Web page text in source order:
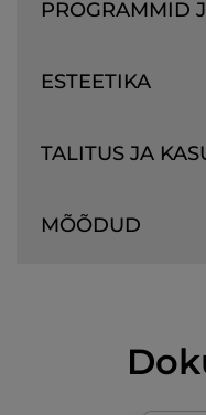
PROGRAMMID
ESTEETIKA
TALITUS JA
MÕÕDUD